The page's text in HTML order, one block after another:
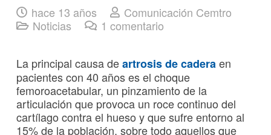
hace 13 años
Comunicación Cemtro
Noticias
1 comentario
La principal causa deartrosis de caderaen
pacientes con 40 años es el choque
femoroacetabular, un pinzamiento de la
articulación que provoca un roce continuo del
cartílago contra el hueso y que sufre entorno al
15% de la población, sobre todo aquellos que